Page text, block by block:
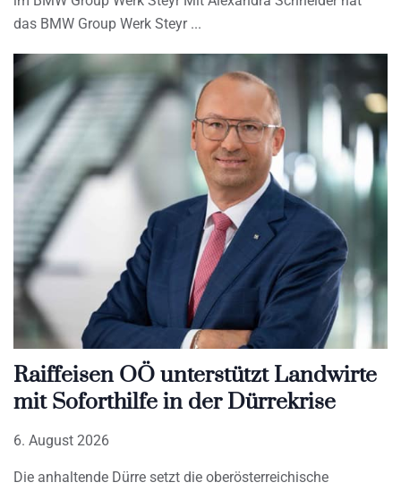
das BMW Group Werk Steyr
Raiffeisen OÖ unterstützt Landwirte
mit Soforthilfe in der Dürrekrise
6. August 2026
Die anhaltende Dürre setzt die oberösterreichische